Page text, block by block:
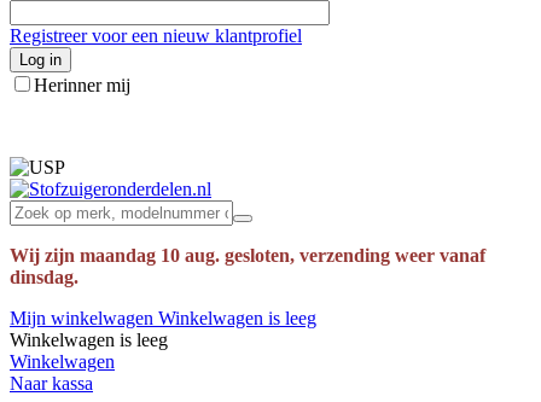
Registreer voor een nieuw klantprofiel
Log in
Herinner mij
Wij zijn maandag 10 aug. gesloten, verzending weer vanaf
dinsdag.
Mijn winkelwagen Winkelwagen is leeg
Winkelwagen is leeg
Winkelwagen
Naar kassa